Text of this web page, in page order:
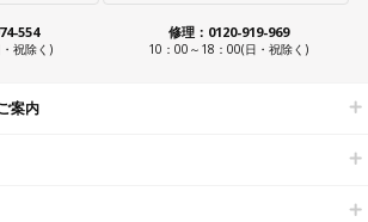
554
祝除く)
修理：0120-919-969
10：00～18：00(日・祝除く)
案内